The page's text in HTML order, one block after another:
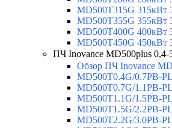
MD500T315G 315кВт
MD500T355G 355кВт
MD500T400G 400кВт
MD500T450G 450кВт
ПЧ Inovance MD500plus 0,4-
Обзор ПЧ Inovance
MD500T0.4G/0.7PB-
MD500T0.7G/1.1PB-
MD500T1.1G/1.5PB-
MD500T1.5G/2.2PB-
MD500T2.2G/3.0PB-